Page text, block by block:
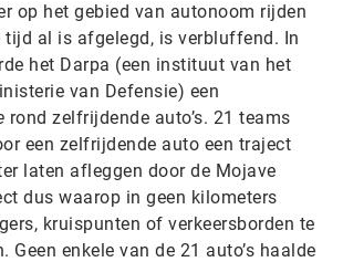
op het gebied van autonoom rijden
al is afgelegd, is verbluffend. In
het Darpa (een instituut van het
van Defensie) een
rond zelfrijdende auto’s. 21 teams
een zelfrijdende auto een traject
laten afleggen door de Mojave
dus waarop in geen kilometers
kruispunten of verkeersborden te
Geen enkele van de 21 auto’s haalde